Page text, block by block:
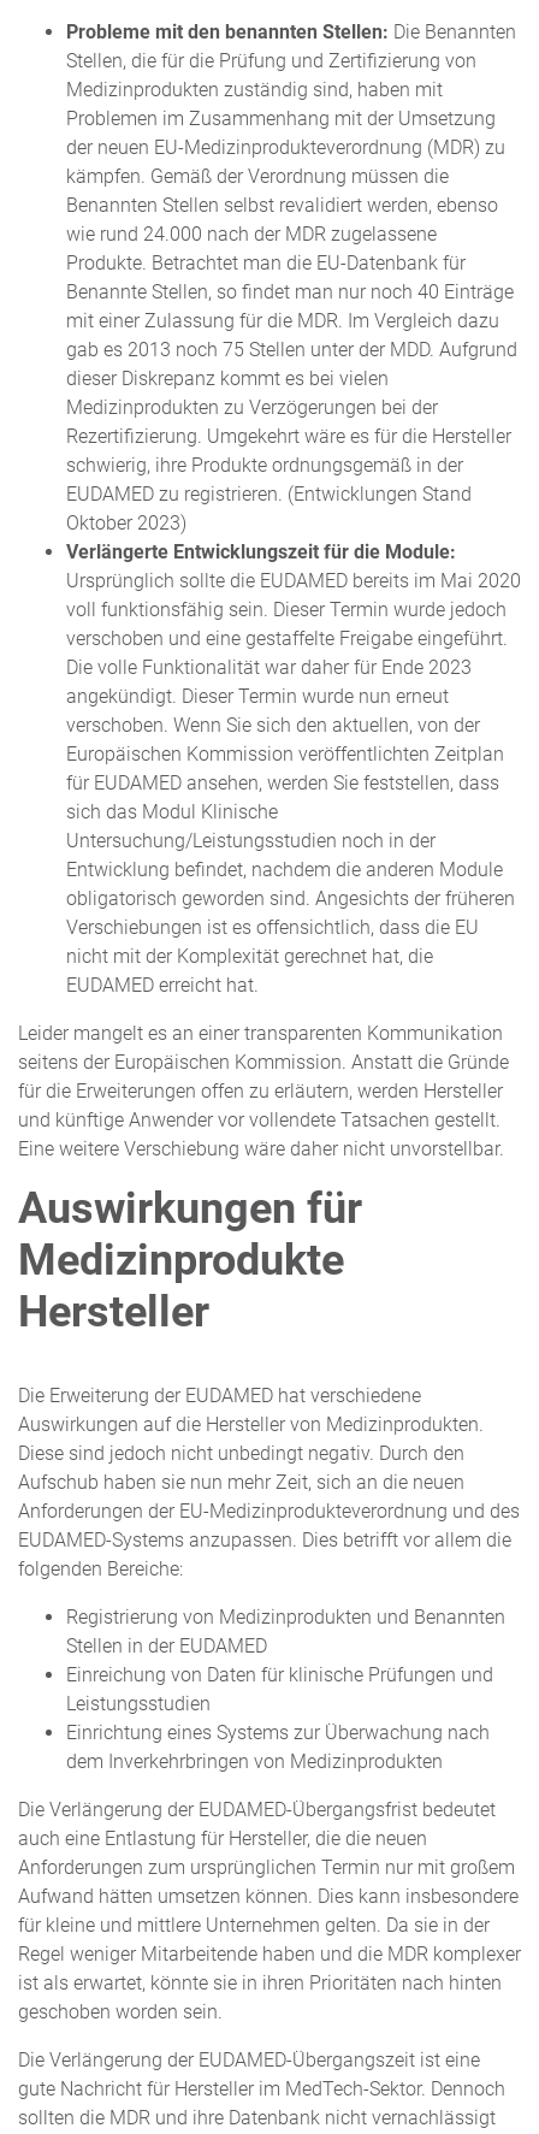
Probleme mit den benannten Stellen: Die Benannten
Stellen, die für die Prüfung und Zertifizierung von
Medizinprodukten zuständig sind, haben mit
Problemen im Zusammenhang mit der Umsetzung
der neuen EU-Medizinprodukteverordnung (MDR) zu
kämpfen. Gemäß der Verordnung müssen die
Benannten Stellen selbst revalidiert werden, ebenso
wie rund 24.000 nach der MDR zugelassene
Produkte. Betrachtet man die EU-Datenbank für
Benannte Stellen, so findet man nur noch 40 Einträge
mit einer Zulassung für die MDR. Im Vergleich dazu
gab es 2013 noch 75 Stellen unter der MDD. Aufgrund
dieser Diskrepanz kommt es bei vielen
Medizinprodukten zu Verzögerungen bei der
Rezertifizierung. Umgekehrt wäre es für die Hersteller
schwierig, ihre Produkte ordnungsgemäß in der
EUDAMED zu registrieren. (Entwicklungen Stand
Oktober 2023)
Verlängerte Entwicklungszeit für die Module:
Ursprünglich sollte die EUDAMED bereits im Mai 2020
voll funktionsfähig sein. Dieser Termin wurde jedoch
verschoben und eine gestaffelte Freigabe eingeführt.
Die volle Funktionalität war daher für Ende 2023
angekündigt. Dieser Termin wurde nun erneut
verschoben. Wenn Sie sich den aktuellen, von der
Europäischen Kommission veröffentlichten Zeitplan
für EUDAMED ansehen, werden Sie feststellen, dass
sich das Modul Klinische
Untersuchung/Leistungsstudien noch in der
Entwicklung befindet, nachdem die anderen Module
obligatorisch geworden sind. Angesichts der früheren
Verschiebungen ist es offensichtlich, dass die EU
nicht mit der Komplexität gerechnet hat, die
EUDAMED erreicht hat.
Leider mangelt es an einer transparenten Kommunikation
seitens der Europäischen Kommission. Anstatt die Gründe
für die Erweiterungen offen zu erläutern, werden Hersteller
und künftige Anwender vor vollendete Tatsachen gestellt.
Eine weitere Verschiebung wäre daher nicht unvorstellbar.
Auswirkungen für
Medizinprodukte
Hersteller
Die Erweiterung der EUDAMED hat verschiedene
Auswirkungen auf die Hersteller von Medizinprodukten.
Diese sind jedoch nicht unbedingt negativ. Durch den
Aufschub haben sie nun mehr Zeit, sich an die neuen
Anforderungen der EU-Medizinprodukteverordnung und des
EUDAMED-Systems anzupassen. Dies betrifft vor allem die
folgenden Bereiche:
Registrierung von Medizinprodukten und Benannten
Stellen in der EUDAMED
Einreichung von Daten für klinische Prüfungen und
Leistungsstudien
Einrichtung eines Systems zur Überwachung nach
dem Inverkehrbringen von Medizinprodukten
Die Verlängerung der EUDAMED-Übergangsfrist bedeutet
auch eine Entlastung für Hersteller, die die neuen
Anforderungen zum ursprünglichen Termin nur mit großem
Aufwand hätten umsetzen können. Dies kann insbesondere
für kleine und mittlere Unternehmen gelten. Da sie in der
Regel weniger Mitarbeitende haben und die MDR komplexer
ist als erwartet, könnte sie in ihren Prioritäten nach hinten
geschoben worden sein.
Die Verlängerung der EUDAMED-Übergangszeit ist eine
gute Nachricht für Hersteller im MedTech-Sektor. Dennoch
sollten die MDR und ihre Datenbank nicht vernachlässigt